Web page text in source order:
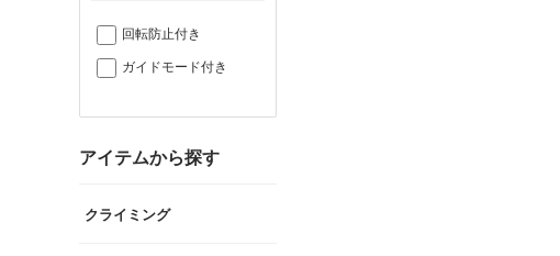
回転防止付き
ガイドモード付き
アイテムから探す
クライミング